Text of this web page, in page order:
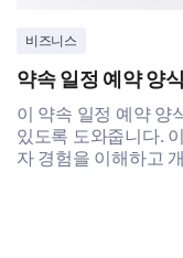
비즈니스
약속 일정 예약 양
이 약속 일정 예약 양
있도록 도와줍니다.
자 경험을 이해하고